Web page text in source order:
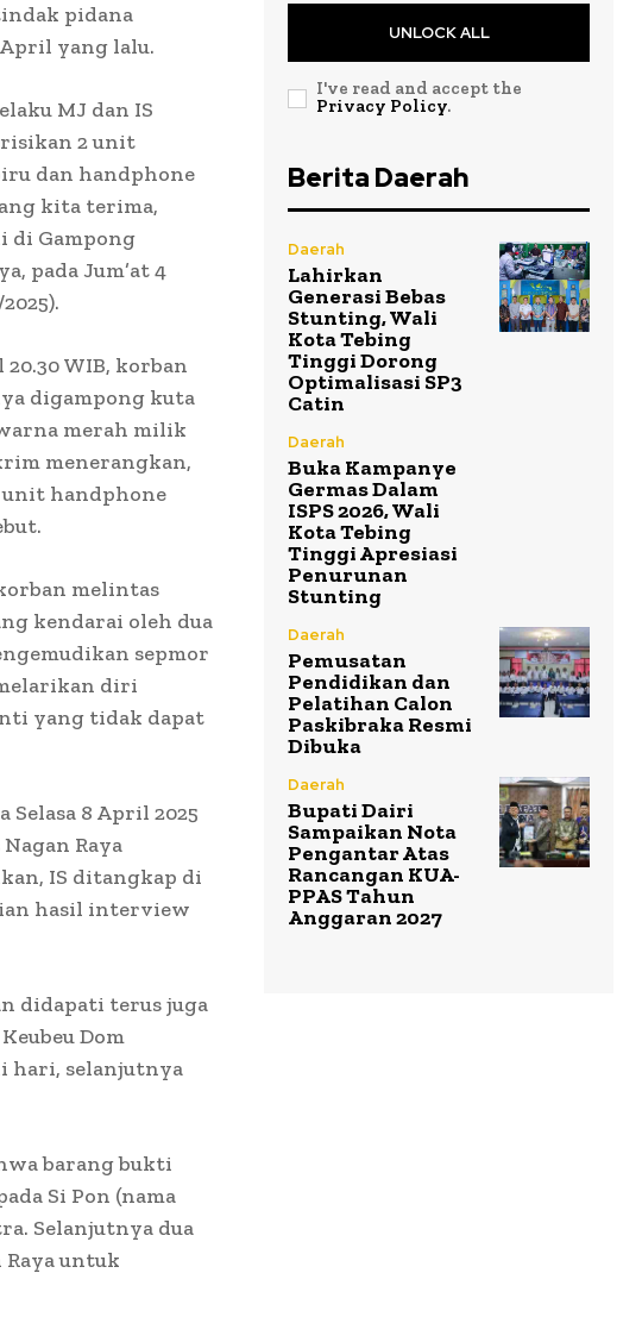
pidana
yang lalu.
MJ dan IS
2 unit
dan handphone
kita terima,
di Gampong
pada Jum’at 4
WIB, korban
digampong kuta
merah milik
menerangkan,
unit handphone
melintas
kendarai oleh dua
sepmor
diri
yang tidak dapat
8 April 2025
Raya
IS ditangkap di
hasil interview
didapati terus juga
Dom
hari, selanjutnya
barang bukti
Si Pon (nama
Selanjutnya dua
Raya untuk
UNLOCK ALL
I've read and accept the
Privacy Policy.
Berita Daerah
Daerah
Lahirkan
Generasi Bebas
Stunting, Wali
Kota Tebing
Tinggi Dorong
Optimalisasi SP3
Catin
Daerah
Buka Kampanye
Germas Dalam
ISPS 2026, Wali
Kota Tebing
Tinggi Apresiasi
Penurunan
Stunting
Daerah
Pemusatan
Pendidikan dan
Pelatihan Calon
Paskibraka Resmi
Dibuka
Daerah
Bupati Dairi
Sampaikan Nota
Pengantar Atas
Rancangan KUA-
PPAS Tahun
Anggaran 2027